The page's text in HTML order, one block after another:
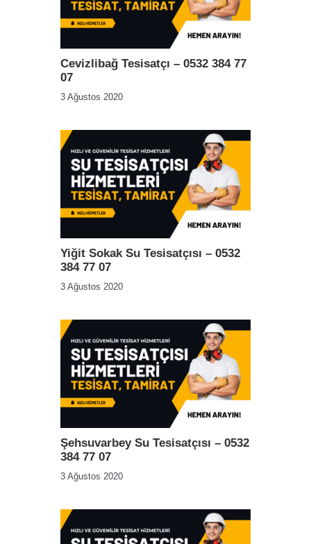
Cevizlibağ Tesisatçı – 0532 384 77
07
3 Ağustos 2020
Yiğit Sokak Su Tesisatçısı – 0532
384 77 07
3 Ağustos 2020
Şehsuvarbey Su Tesisatçısı – 0532
384 77 07
3 Ağustos 2020